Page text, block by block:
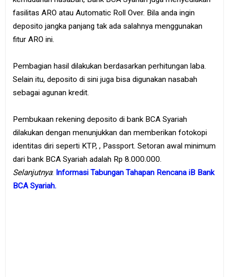
fasilitas ARO atau Automatic Roll Over. Bila anda ingin
deposito jangka panjang tak ada salahnya menggunakan
fitur ARO ini.
Pembagian hasil dilakukan berdasarkan perhitungan laba.
Selain itu, deposito di sini juga bisa digunakan nasabah
sebagai agunan kredit.
Pembukaan rekening deposito di bank BCA Syariah
dilakukan dengan menunjukkan dan memberikan fotokopi
identitas diri seperti KTP, , Passport. Setoran awal minimum
dari bank BCA Syariah adalah Rp 8.000.000.
Selanjutnya: Informasi Tabungan Tahapan Rencana iB Bank
BCA Syariah.